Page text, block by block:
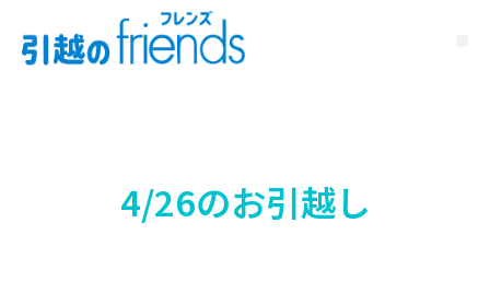
4/26のお引越し